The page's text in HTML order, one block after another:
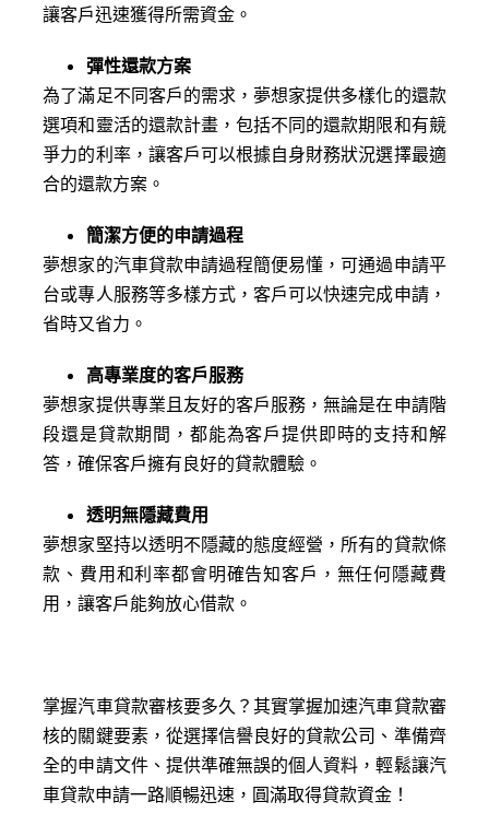
讓客戶迅速獲得所需資金。
彈性還款方案
為了滿足不同客戶的需求，夢想家提供多樣化的還款
選項和靈活的還款計畫，包括不同的還款期限和有競
爭力的利率，讓客戶可以根據自身財務狀況選擇最適
合的還款方案。
簡潔方便的申請過程
夢想家的汽車貸款申請過程簡便易懂，可通過申請平
台或專人服務等多樣方式，客戶可以快速完成申請，
省時又省力。
高專業度的客戶服務
夢想家提供專業且友好的客戶服務，無論是在申請階
段還是貸款期間，都能為客戶提供即時的支持和解
答，確保客戶擁有良好的貸款體驗。
透明無隱藏費用
夢想家堅持以透明不隱藏的態度經營，所有的貸款條
款、費用和利率都會明確告知客戶，無任何隱藏費
用，讓客戶能夠放心借款。
掌握汽車貸款審核要多久？其實掌握加速汽車貸款審
核的關鍵要素，從選擇信譽良好的貸款公司、準備齊
全的申請文件、提供準確無誤的個人資料，輕鬆讓汽
車貸款申請一路順暢迅速，圓滿取得貸款資金！